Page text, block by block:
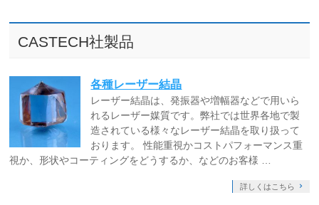
CASTECH社製品
各種レーザー結晶
レーザー結晶は、発振器や増幅器などで用いら
れるレーザー媒質です。弊社では世界各地で製
造されている様々なレーザー結晶を取り扱って
おります。 性能重視かコストパフォーマンス重
視か、形状やコーティングをどうするか、などのお客様 …
詳しくはこちら